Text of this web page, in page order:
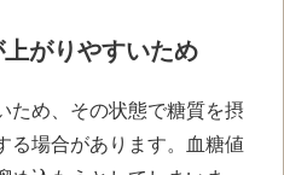
がりやすいため
ため、その状態で糖質を摂
る場合があります。血糖値